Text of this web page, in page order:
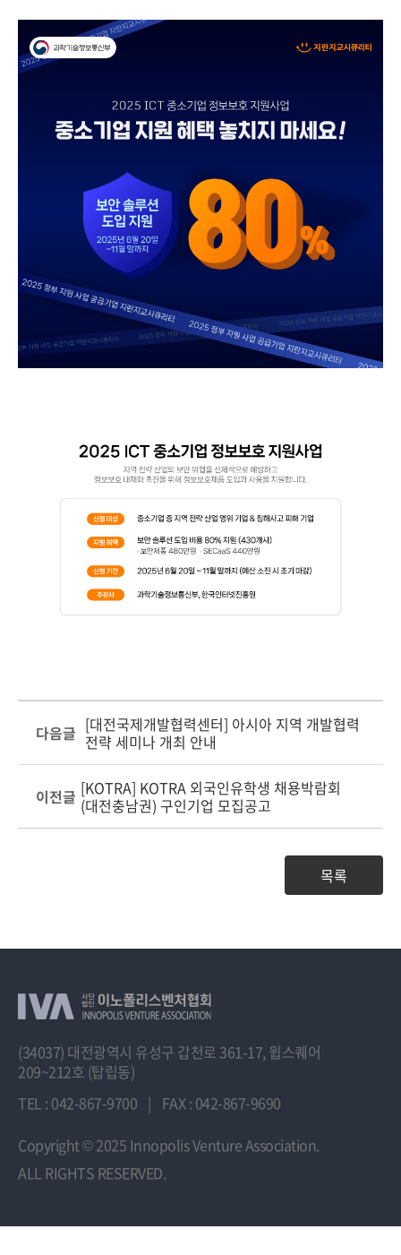
다음글 [대전국제개발협력센터] 아시아 지역 개발협력
전략 세미나 개최 안내
이전글 [KOTRA] KOTRA 외국인유학생 채용박람회
(대전충남권) 구인기업 모집공고
목록
(34037) 대전광역시 유성구 갑천로 361-17, 윕스퀘어
209~212호 (탑립동)
TEL : 042-867-9700 | FAX : 042-867-9690
Copyright© 2025 Innopolis Venture Association.
ALL RIGHTS RESERVED.